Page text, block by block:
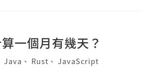
一個月有幾天？
Java 、 Rust 、 JavaScript